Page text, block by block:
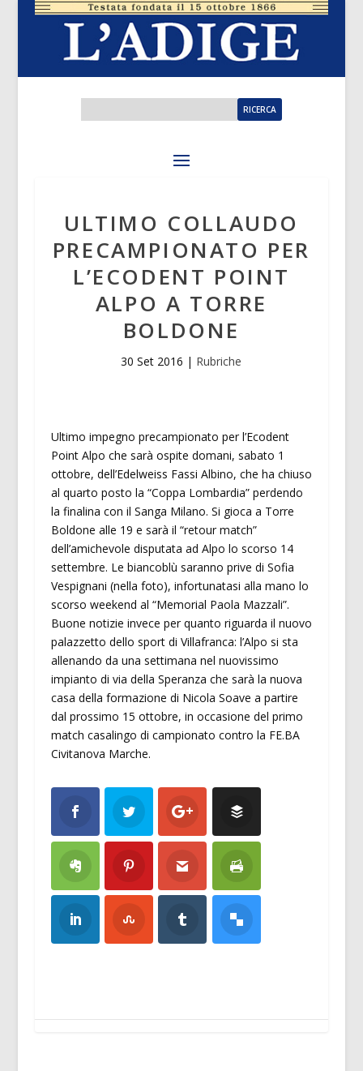
ULTIMO COLLAUDO
PRECAMPIONATO PER
L’ECODENT POINT
ALPO A TORRE
BOLDONE
30 Set 2016 | Rubriche
Ultimo impegno precampionato per l’Ecodent
Point Alpo che sarà ospite domani, sabato 1
ottobre, dell’Edelweiss Fassi Albino, che ha chiuso
al quarto posto la “Coppa Lombardia” perdendo
la finalina con il Sanga Milano. Si gioca a Torre
Boldone alle 19 e sarà il “retour match”
dell’amichevole disputata ad Alpo lo scorso 14
settembre. Le biancoblù saranno prive di Sofia
Vespignani (nella foto), infortunatasi alla mano lo
scorso weekend al “Memorial Paola Mazzali”.
Buone notizie invece per quanto riguarda il nuovo
palazzetto dello sport di Villafranca: l’Alpo si sta
allenando da una settimana nel nuovissimo
impianto di via della Speranza che sarà la nuova
casa della formazione di Nicola Soave a partire
dal prossimo 15 ottobre, in occasione del primo
match casalingo di campionato contro la FE.BA
Civitanova Marche.